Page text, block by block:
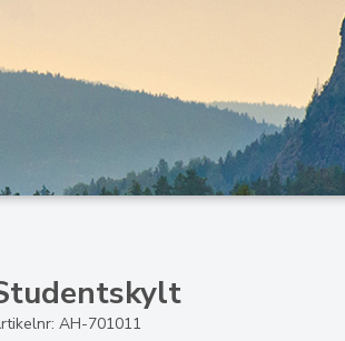
AH-701011